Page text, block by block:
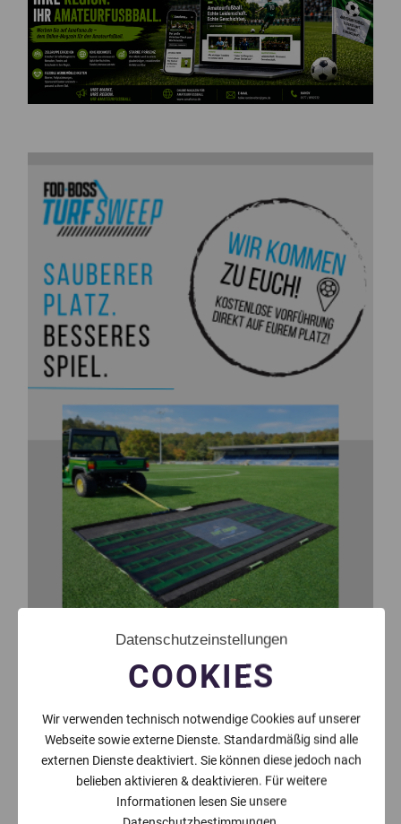
Datenschutzeinstellungen
COOKIES
Wir verwenden technisch notwendige Cookies auf unserer
Webseite sowie externe Dienste. Standardmäßig sind alle
externen Dienste deaktiviert. Sie können diese jedoch nach
belieben aktivieren & deaktivieren. Für weitere
Informationen lesen Sie unsere